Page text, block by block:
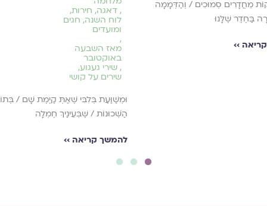
מֵחֲדָרִים סְמוּכִים / וְהַדְּמָמָה
בַּחֶדֶר שֶׁלָּנוּ
››
, דאגה, חירות,
לוח השנה, חגים
ומועדים
,
מאז השבעה
באוקטובר
, שירי געגוע,
שירים על קושי
וּמְשַׁוַּעַת בְּלִבִּי שֶׁאַתְּ קַיֶמֶת שָׁם /
הַשְּׁכוּנוֹת / שֶׁבְּעֵינַיךְ חֶמְלָה
להמשך קריאה ››
1